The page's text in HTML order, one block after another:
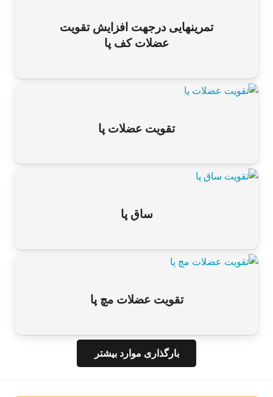
تمرینهایى درجهت افزایش تقویت
عضلات کف پا
تقویت عضلات پا
ساق پا
تقویت عضلات مچ پا
بارگذاری موارد بیشتر